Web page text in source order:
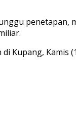
Kupang, Kamis